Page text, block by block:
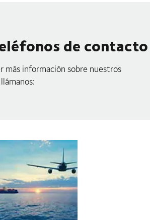
de contacto
más información sobre nuestros